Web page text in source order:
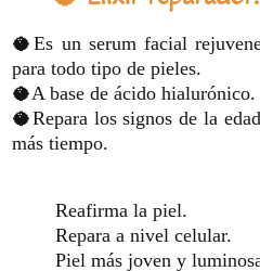
🥥Es un serum facial
para todo tipo de pieles.
🥥A base de ácido hialurónico.
🥥Repara los signos de la
más tiempo.
Reafirma la piel.
Repara a nivel celular.
Piel más joven y